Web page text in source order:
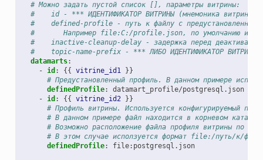
# Можно задать пустой список [], параметры витрины:
#    id - *** ИДЕНТИФИКАТОР ВИТРИНЫ (мнемоника витрины
#    defined-profile - путь к файлу с предустановленным
#       Например file:C:/profile.json, по умолчанию
#    inactive-cleanup-delay - задержка перед
#    topic-name-prefix - *** ЛИБО ИДЕНТИФИКАТОР ВИТРИНЫ
datamarts:
- id : {{ vitrine_id1
}}
# Предустановленный профиль. В данном примере
definedProfile:
datamart_profile/postgresql.json
- id : {{ vitrine_id2
}}
# Профиль витрины. Используется конфигурируемый
# В данном примере файл находится в корневом
# Возможно расположение файла профиля витрины по
# В этом случае исползуется формат file:/путь/к/
definedProfile: file:postgresql.json